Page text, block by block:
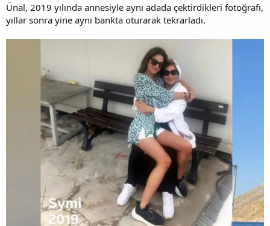
Ünal, 2019 yılında annesiyle aynı adada çektirdikleri fotoğrafı,
yıllar sonra yine aynı bankta oturarak tekrarladı.